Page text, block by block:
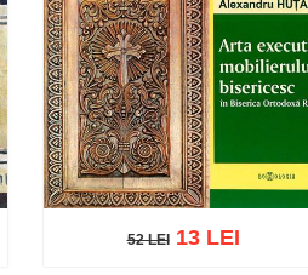
52 LEI13 LEI